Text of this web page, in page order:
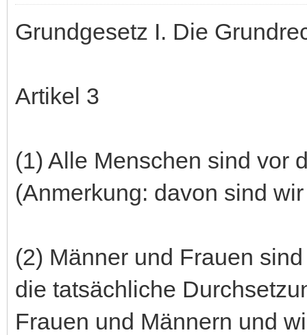
Grundgesetz I. Die
Artikel 3
(1) Alle Menschen sind vor
(Anmerkung: davon sind
(2) Männer und Frauen
die tatsächliche
Frauen und Männern und